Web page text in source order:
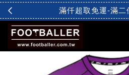
滿仟超取免運-滿二